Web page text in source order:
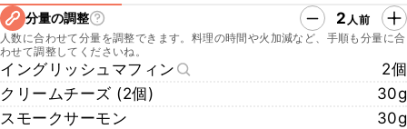
分量の調整 2 人前
人数に合わせて分量を調整できます。料理の時間や火加減など、手順も分量に合
わせて調整してくださいね。
イングリッシュマフィン
2個
クリームチーズ (2個)
30g
スモークサーモン
30g